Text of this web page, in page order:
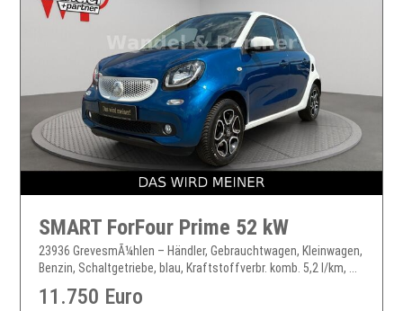
SMART ForFour Prime 52 kW
23936 GrevesmÃ¼hlen – Händler, Gebrauchtwagen, Kleinwagen,
Benzin, Schaltgetriebe, blau, Kraftstoffverbr. komb. 5,2 l/km, ...
11.750 Euro